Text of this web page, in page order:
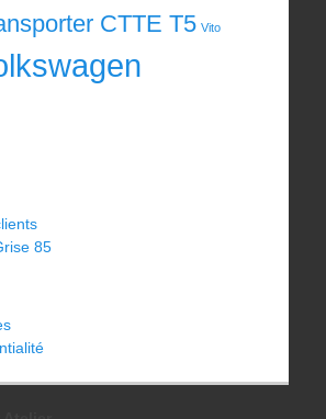
CTTE T5 Vito
85